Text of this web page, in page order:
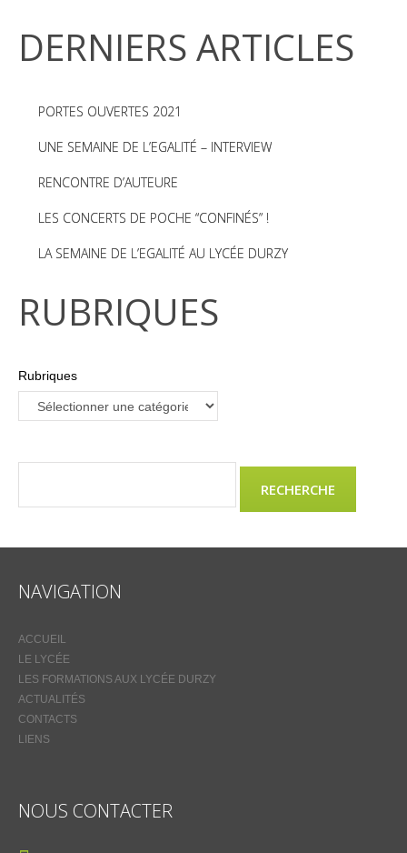
DERNIERS ARTICLES
PORTES OUVERTES 2021
UNE SEMAINE DE L’EGALITÉ – INTERVIEW
RENCONTRE D’AUTEURE
LES CONCERTS DE POCHE “CONFINÉS” !
LA SEMAINE DE L’EGALITÉ AU LYCÉE DURZY
RUBRIQUES
Rubriques
NAVIGATION
ACCUEIL
LE LYCÉE
LES FORMATIONS AUX LYCÉE DURZY
ACTUALITÉS
CONTACTS
LIENS
NOUS CONTACTER